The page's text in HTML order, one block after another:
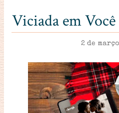
Viciada em
2 de